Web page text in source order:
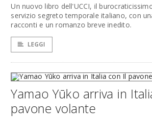
Un nuovo libro dell'UCCI, il
servizio segreto temporale italiano, con
racconti e un romanzo breve inedito.
LEGGI
Yamao Yūko arriva in
pavone volante